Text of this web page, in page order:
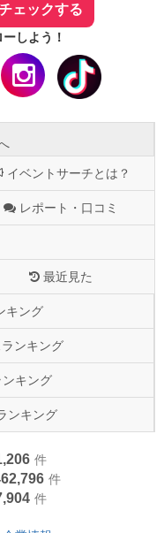
ェックする
しよう！
イベントサーチとは？
レポート・口コミ
最近見た
キング
ンキング
ンキング
ンキング
件
件
件